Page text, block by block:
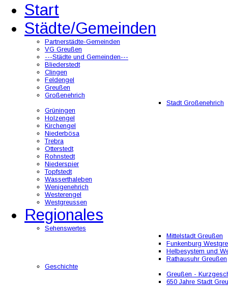
Start
Städte/Gemeinden
Partnerstädte-Gemeinden
VG Greußen
---Städte und Gemeinden---
Bliederstedt
Clingen
Feldengel
Greußen
Großenehrich
Stadt Großenehrich
Grüningen
Holzengel
Kirchengel
Niederbösa
Trebra
Otterstedt
Rohnstedt
Niederspier
Topfstedt
Wasserthaleben
Wenigenehrich
Westerengel
Westgreussen
Regionales
Sehenswertes
Mittelstadt Greußen
Funkenburg
Helbesystem und
Rathausuhr Greußen
Geschichte
Greußen -
650 Jahre Stadt